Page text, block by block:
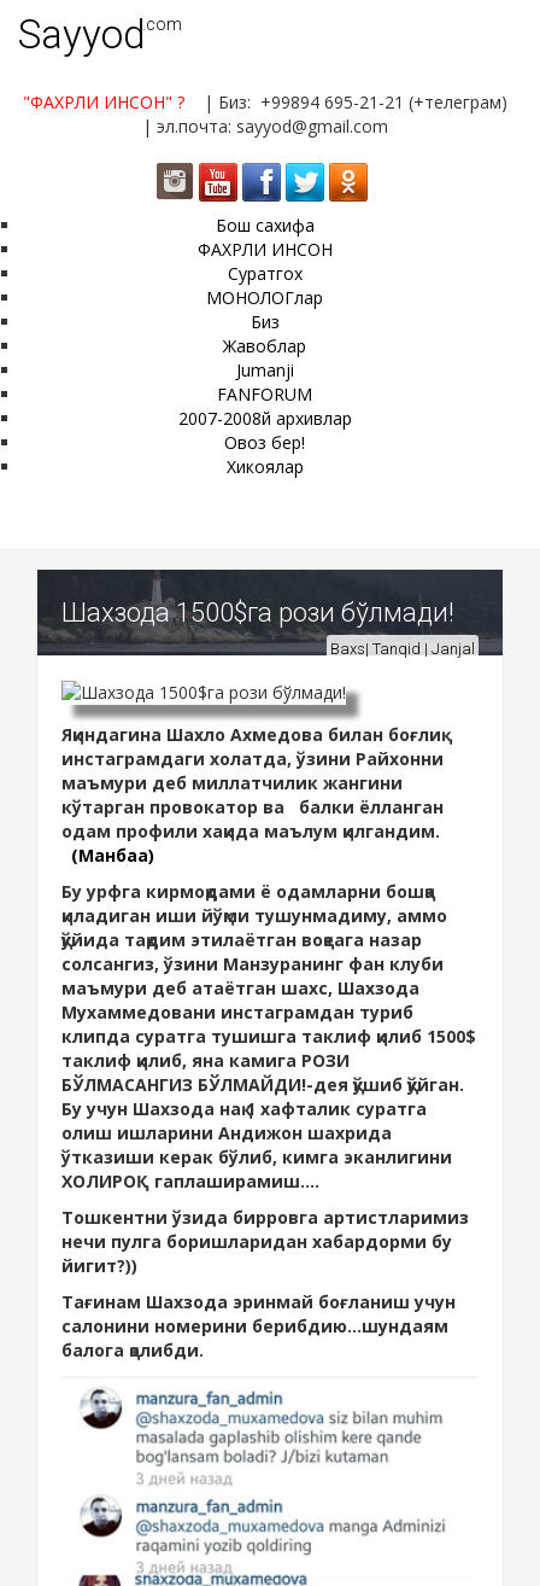
Sayyod.com
"ФАХРЛИ ИНСОН" ?
| Биз: +99894 695-21-21 (+телеграм)
| эл.почта: sayyod@gmail.com
Бош сахифа
ФАХРЛИ ИНСОН
Суратгох
МОНОЛОГлар
Биз
Жавоблар
Jumanji
FANFORUM
2007-2008й архивлар
Овоз бер!
Хикоялар
Шахзода 1500$га рози бўлмади!
Baxs| Tanqid | Janjal
Яқиндагина Шахло Ахмедова билан боғлиқ
инстаграмдаги холатда, ўзини Райхонни
маъмури деб миллатчилик жангини
кўтарган провокатор ва балки ёлланган
одам профили хақида маълум қилгандим.
(Манбаа)
Бу урфга кирмоқдами ё одамларни бошқа
қиладиган иши йўқми тушунмадиму, аммо
қўйида тақдим этилаётган воқеага назар
солсангиз, ўзини Манзуранинг фан клуби
маъмури деб атаётган шахс, Шахзода
Мухаммедовани инстаграмдан туриб
клипда суратга тушишга таклиф қилиб 1500$
таклиф қилиб, яна камига РОЗИ
БЎЛМАСАНГИЗ БЎЛМАЙДИ!-дея қўшиб қўйган.
Бу учун Шахзода нақ 1 хафталик суратга
олиш ишларини Андижон шахрида
ўтказиши керак бўлиб, кимга эканлигини
ХОЛИРОҚ гаплаширамиш....
Тошкентни ўзида бирровга артистларимиз
нечи пулга боришларидан хабардорми бу
йигит?))
Тағинам Шахзода эринмай боғланиш учун
салонини номерини берибдию...шундаям
балога қолибди.